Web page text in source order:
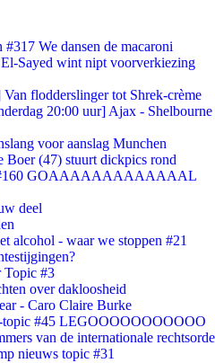
We dansen de macaroni
Sayed wint nipt voorverkiezing
flodderslinger tot Shrek-crème
20:00 uur] Ajax - Shelbourne
voor aanslag Munchen
Boer (47) stuurt dickpics rond
GOAAAAAAAAAAAAAL
deel
alcohol - waar we stoppen #21
Topic #3
over dakloosheid
- Caro Claire Burke
topic #45 LEGOOOOOOOOOOO
van de internationale rechtsorde
nieuws topic #31